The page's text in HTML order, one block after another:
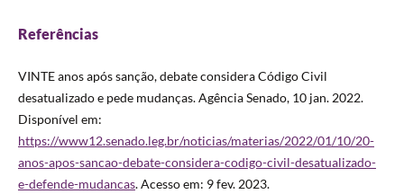
Referências
VINTE anos após sanção, debate considera Código Civil
desatualizado e pede mudanças. Agência Senado, 10 jan. 2022.
Disponível em:
https://www12.senado.leg.br/noticias/materias/2022/01/10/20-
anos-apos-sancao-debate-considera-codigo-civil-desatualizado-
e-defende-mudancas. Acesso em: 9 fev. 2023.